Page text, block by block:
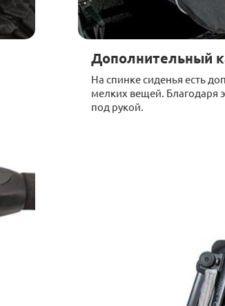
Дополнительный
На спинке сиденья есть
мелких вещей. Благодаря
под рукой.